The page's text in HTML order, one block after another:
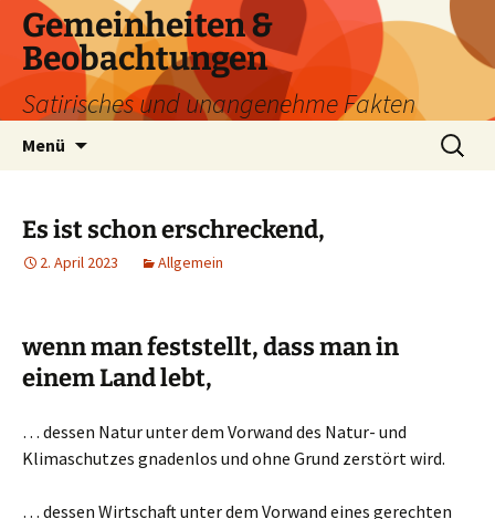
Zum
Inhalt
springen
Gemeinheiten &
Beobachtungen
Satirisches und unangenehme Fakten
Menü
Suchen
nach:
Es ist schon erschreckend,
2. April 2023 Allgemein
wenn man feststellt, dass man in
einem Land lebt,
… dessen Natur unter dem Vorwand des Natur- und
Klimaschutzes gnadenlos und ohne Grund zerstört wird.
… dessen Wirtschaft unter dem Vorwand eines gerechten